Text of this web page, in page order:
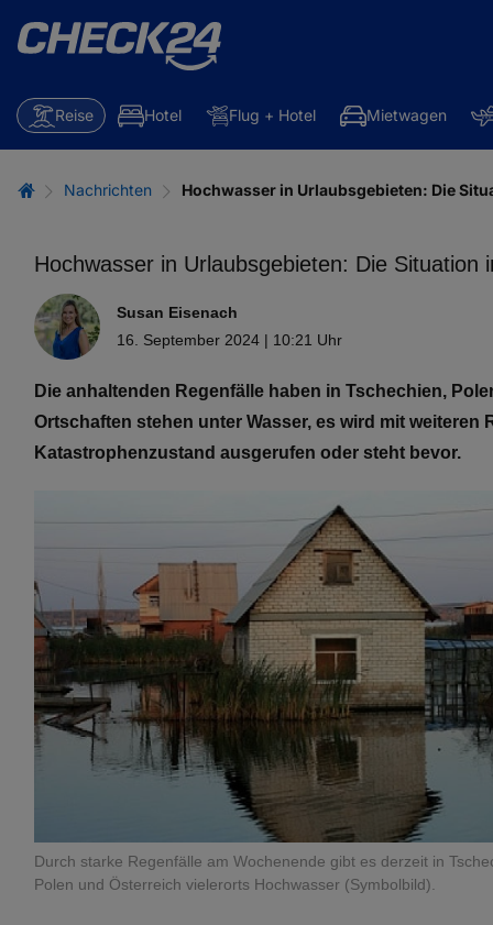
Reise Hotel Flug + Hotel Mietwagen
Nachrichten Hochwasser in Urlaubsgebieten: Die
Hochwasser in Urlaubsgebieten: Die Situation
Susan Eisenach
16. September 2024 | 10:21 Uhr
Die anhaltenden Regenfälle haben in Tschechien,
Ortschaften stehen unter Wasser, es wird mit
Katastrophenzustand ausgerufen oder steht bevor.
Durch starke Regenfälle am Wochenende gibt es derzeit in
Polen und Österreich vielerorts Hochwasser (Symbolbild).